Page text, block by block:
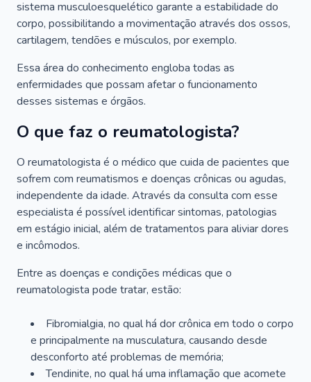
sistema musculoesquelético garante a estabilidade do
corpo, possibilitando a movimentação através dos ossos,
cartilagem, tendões e músculos, por exemplo.
Essa área do conhecimento engloba todas as
enfermidades que possam afetar o funcionamento
desses sistemas e órgãos.
O que faz o reumatologista?
O reumatologista é o médico que cuida de pacientes que
sofrem com reumatismos e doenças crônicas ou agudas,
independente da idade. Através da consulta com esse
especialista é possível identificar sintomas, patologias
em estágio inicial, além de tratamentos para aliviar dores
e incômodos.
Entre as doenças e condições médicas que o
reumatologista pode tratar, estão:
Fibromialgia, no qual há dor crônica em todo o corpo
e principalmente na musculatura, causando desde
desconforto até problemas de memória;
Tendinite, no qual há uma inflamação que acomete